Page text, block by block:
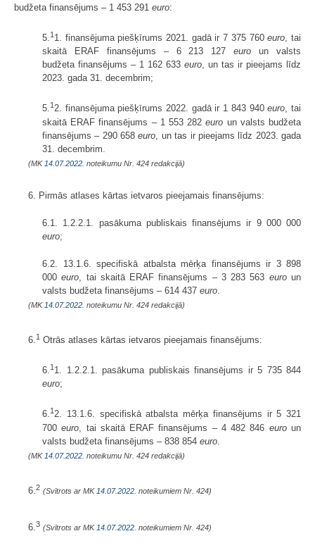
budžeta finansējums – 1 453 291 euro:
5.1 1. finansējuma piešķīrums 2021. gadā ir 7 375 760euro, tai
skaitā ERAF finansējums – 6 213 127euro un valsts
budžeta finansējums – 1 162 633 euro, un tas ir pieejams līdz
2023. gada 31. decembrim;
5.1 2. finansējuma piešķīrums 2022. gadā ir 1 843 940euro, tai
skaitā ERAF finansējums – 1 553 282euro un valsts budžeta
finansējums – 290 658euro , un tas ir pieejams līdz 2023. gada
31. decembrim.
(MK 14.07.2022. noteikumu Nr. 424 redakcijā)
6. Pirmās atlases kārtas ietvaros pieejamais finansējums:
6.1. 1.2.2.1. pasākuma publiskais finansējums ir 9 000 000
euro;
6.2. 13.1.6. specifiskā atbalsta mērķa finansējums ir 3 898
000euro , tai skaitā ERAF finansējums – 3 283 563 euroun
valsts budžeta finansējums – 614 437 euro
(MK 14.07.2022. noteikumu Nr. 424 redakcijā)
6. 1 Otrās atlases kārtas ietvaros pieejamais finansējums:
6.1 1. 1.2.2.1. pasākuma publiskais finansējums ir 5 735 844
euro;
6.1 2. 13.1.6. specifiskā atbalsta mērķa finansējums ir 5 321
700euro , tai skaitā ERAF finansējums – 4 482 846 euroun
valsts budžeta finansējums – 838 854 euro
(MK 14.07.2022. noteikumu Nr. 424 redakcijā)
6. 2 (Svītrots ar MK 14.07.2022. noteikumiem Nr. 424)
6.3 (Svītrots ar MK 14.07.2022. noteikumiem Nr. 424)